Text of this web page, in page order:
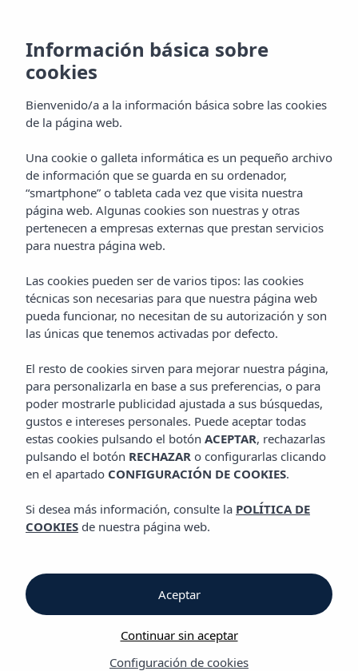
Galeria
Hotel Vibra Marco Polo I
Hotel Vibra Marco Polo I
GALERÍA
Galería
Galería
Hotel Vibra Marco Polo I
Galería
Información básica sobre
cookies
Bienvenido/a a la información básica sobre las cookies
de la página web.
Una cookie o galleta informática es un pequeño archivo
de información que se guarda en su ordenador,
“smartphone” o tableta cada vez que visita nuestra
página web. Algunas cookies son nuestras y otras
pertenecen a empresas externas que prestan servicios
para nuestra página web.
Las cookies pueden ser de varios tipos: las cookies
técnicas son necesarias para que nuestra página web
pueda funcionar, no necesitan de su autorización y son
las únicas que tenemos activadas por defecto.
El resto de cookies sirven para mejorar nuestra página,
para personalizarla en base a sus preferencias, o para
poder mostrarle publicidad ajustada a sus búsquedas,
gustos e intereses personales. Puede aceptar todas
estas cookies pulsando el botón ACEPTAR, rechazarlas
pulsando el botón RECHAZAR o configurarlas clicando
en el apartado CONFIGURACIÓN DE COOKIES.
Si desea más información, consulte la POLÍTICA DE
COOKIES de nuestra página web.
Configuración de cookies
Continuar sin aceptar
Aceptar